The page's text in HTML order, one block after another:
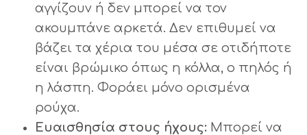
αγγίζουν ή δεν μπορεί να τον
ακουμπάνε αρκετά. Δεν επιθυμεί να
βάζει τα χέρια του μέσα σε οτιδήποτε
είναι βρώμικο όπως η κόλλα, ο πηλός ή
η λάσπη. Φοράει μόνο ορισμένα
ρούχα.
Ευαισθησία στους ήχους: Μπορεί να